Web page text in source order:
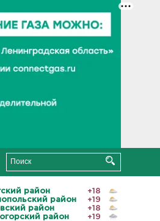
район
+18
район
+19
район
+18
район
+19